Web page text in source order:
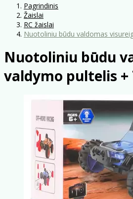
Pagrindinis
Žaislai
RC žaislai
Nuotoliniu būdu valdomas
Nuotoliniu būdu
valdymo pultelis +